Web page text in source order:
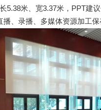
5.38米、宽3.37米，PPT建
、录播、多媒体资源加工